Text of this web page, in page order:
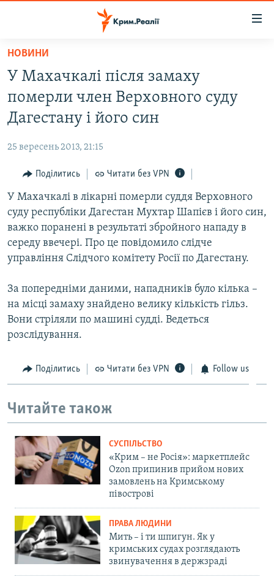
Перейти
основного
матеріалу
Перейти
до
основної
навігації
Перейти
пошуку
ВІДЕО ТА ФОТО
БЛОГИ
ПОГЛЯД
ІНТЕРВ'Ю
ВСЕ ЗА ДЕНЬ
СПЕЦПРОЕКТИ
ДЕПОРТАЦІЯ
ВІДЕОУРОКИ «ELIFBE»
СВІДЧЕННЯ ОКУПАЦІЇ
УКРАЇНСЬКА ПРОБЛЕМА КРИМУ
ЯК ОБІЙТИ БЛОКУВАННЯ
Русский
Qırımtatar
Усі сайти RFE/RL
НОВИНИ
У Махачкалі після замаху
померли член Верховного суду
Дагестану і його син
25 вересень 2013, 21:15
Поділитись Читати без VPN
У Махачкалі в лікарні померли суддя Верховного
суду республіки Дагестан Мухтар Шапієв і його син,
важко поранені в результаті збройного нападу в
середу ввечері. Про це повідомило слідче
управління Слідчого комітету Росії по Дагестану.
За попередніми даними, нападників було кілька –
на місці замаху знайдено велику кількість гільз.
Вони стріляли по машині судді. Ведеться
розслідування.
Поділитись Читати без VPN Follow us
Читайте також
СУСПІЛЬСТВО
«Крим – не Росія»: маркетплейс
Ozon припинив прийом нових
замовлень на Кримському
півострові
ПРАВА ЛЮДИНИ
Мить – і ти шпигун. Як у
кримських судах розглядають
звинувачення в держзраді